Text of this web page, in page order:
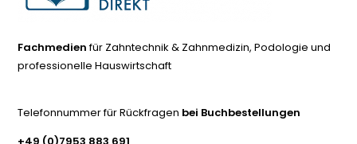
Fachmedienfür Zahntechnik & Zahnmedizin, Podologie und
professionelle Hauswirtschaft
Telefonnummer für Rückfragen bei Buchbestellungen